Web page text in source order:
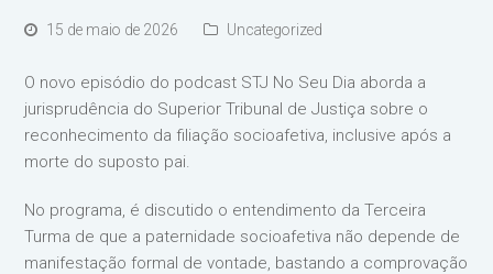
15 de maio de 2026 Uncategorized
O novo episódio do podcast STJ No Seu Dia aborda a
jurisprudência do Superior Tribunal de Justiça sobre o
reconhecimento da filiação socioafetiva, inclusive após a
morte do suposto pai.
No programa, é discutido o entendimento da Terceira
Turma de que a paternidade socioafetiva não depende de
manifestação formal de vontade, bastando a comprovação